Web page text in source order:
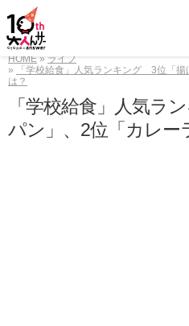
HOME
ライフ
「学校給食」人気ランキング 3位「
は？
「学校給食」人気ラ
パン」、2位「カレ